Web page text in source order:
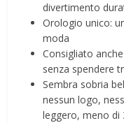
divertimento
Orologio unico:
moda
Consigliato
senza spendere
Sembra sobria
nessun logo,
leggero, meno di